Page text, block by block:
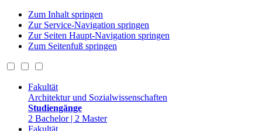
Zum Inhalt springen
Zur Service-Navigation springen
Zur Seiten Haupt-Navigation springen
Zum Seitenfuß springen
Fakultät
Architektur und Sozialwissenschaften
Studiengänge
2 Bachelor | 2 Master
Fakultät